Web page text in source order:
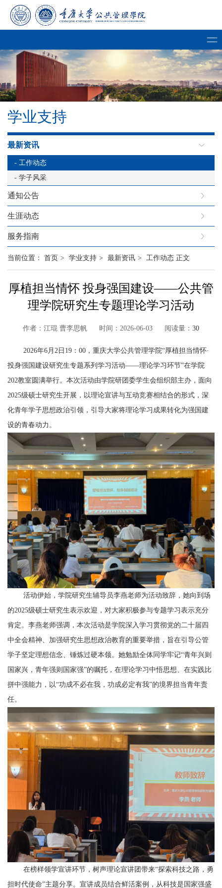
学业支持
最新资讯
- 工作动态
- 学子风采
通知公告
生涯动态
服务指南
当前位置： 首页 > 学业支持 > 最新资讯 > 工作动态 正文
厚植担当情怀 投身强国建设——公共管
理学院研究生专题理论学习活动
作者：江琨 曹李思帆 时间：2026-06-03 阅读量： 30
2026年6月2日 19 ： 00，重庆大学公共管理学院“厚植担当情怀·
投身强国建设研究生专题系列学习活动——理论学习环节”在学院
202教室圆满举行。本次活动由学院研团委学生会组织部主办，面向
2025级硕士研究生开展，以理论宣讲与互动竞赛相结合的形式，深
化青年学子思想政治引领，引导大家将理论学习成果转化为强国建
设的青春动力。
活动伊始，学院研究生辅导员李燕老师为活动致辞，她向到场
的2025级硕士研究生表示欢迎，对大家积极参与专题学习表示充分
肯定。李燕老师强调，本次活动是学院深入学习贯彻党的二十届四
中全会精神、加强研究生思想政治教育的重要举措，旨在引导公管
学子坚定理想信念、锤炼过硬本领。她勉励全体同学牢记“青年兴则
国家兴，青年强则国家强”的嘱托，在理论学习中悟思想、在实践比
拼中强能力，以“功成不必在我，功成必定有我”的境界担当青年责
任。
在榜样领学宣讲环节，树声理论宣讲团带来“探索科技之路，勇
担时代使命”主题分享。宣讲成员结合鲜活案例，从科技是国家强盛